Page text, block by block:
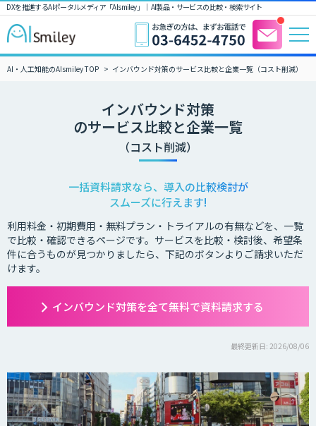
DXを推進するAIポータルメディア「AIsmiley」｜ AI製品・サービスの比較・検索サイト
AI・人工知能のAIsmiley TOP インバウンド対策のサービス比較と企業一覧（コスト削減）
インバウンド対策
のサービス比較と企業一覧
（コスト削減）
一括資料請求なら、導入の比較検討が
スムーズに行えます!
利用料金・初期費用・無料プラン・トライアルの有無などを、一覧
で比較・確認できるページです。サービスを比較・検討後、希望条
件に合うものが見つかりましたら、下記のボタンよりご請求いただ
けます。
インバウンド対策を全て無料で資料請求する
最終更新日: 2026/08/06